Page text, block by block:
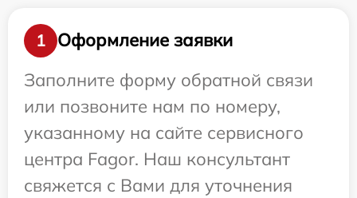
1
Оформление заявки
Заполните форму обратной связи
или позвоните нам по номеру,
указанному на сайте сервисного
центра Fagor. Наш консультант
свяжется с Вами для уточнения